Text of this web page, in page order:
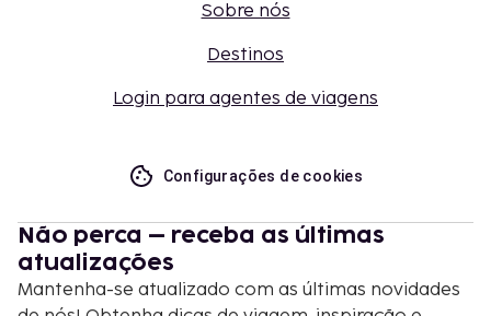
Sobre nós
Destinos
Login para agentes de viagens
Configurações de cookies
Não perca – receba as últimas
atualizações
Mantenha-se atualizado com as últimas novidades